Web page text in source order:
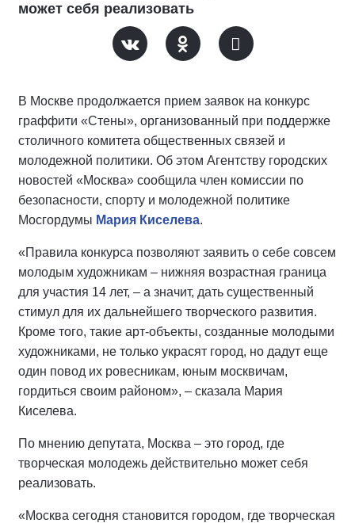
может себя реализовать
В Москве продолжается прием заявок на конкурс
граффити «Стены», организованный при поддержке
столичного комитета общественных связей и
молодежной политики. Об этом Агентству городских
новостей «Москва» сообщила член комиссии по
безопасности, спорту и молодежной политике
Мосгордумы Мария Киселева.
«Правила конкурса позволяют заявить о себе совсем
молодым художникам – нижняя возрастная граница
для участия 14 лет, – а значит, дать существенный
стимул для их дальнейшего творческого развития.
Кроме того, такие арт-объекты, созданные молодыми
художниками, не только украсят город, но дадут еще
один повод их ровесникам, юным москвичам,
гордиться своим районом», – сказала Мария
Киселева.
По мнению депутата, Москва – это город, где
творческая молодежь действительно может себя
реализовать.
«Москва сегодня становится городом, где творческая